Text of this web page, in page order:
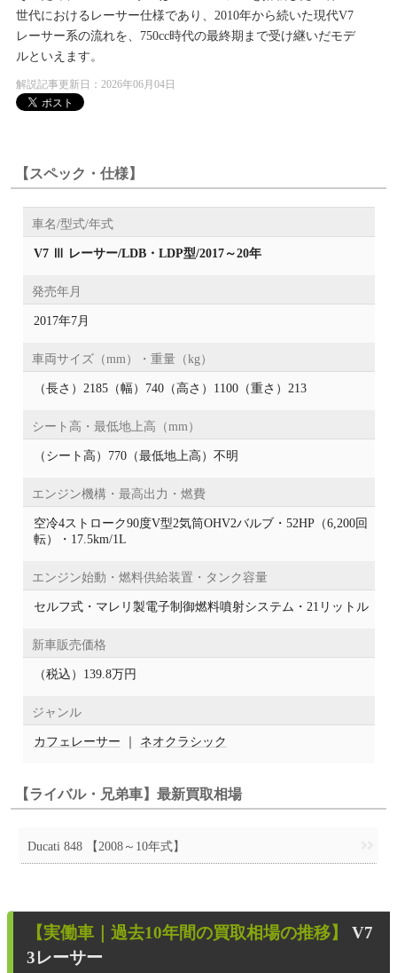
世代におけるレーサー仕様であり、2010年から続いた現代V7
レーサー系の流れを、750cc時代の最終期まで受け継いだモデ
ルといえます。
解説記事更新日：2026年06月04日
【スペック・仕様】
車名/型式/年式
V7 Ⅲ レーサー/LDB・LDP型/2017～20年
発売年月
2017年7月
車両サイズ（mm）・重量（kg）
（長さ）2185（幅）740（高さ）1100（重さ）213
シート高・最低地上高（mm）
（シート高）770（最低地上高）不明
エンジン機構・最高出力・燃費
空冷4ストローク90度V型2気筒OHV2バルブ・52HP（6,200回
転）・17.5km/1L
エンジン始動・燃料供給装置・タンク容量
セルフ式・マレリ製電子制御燃料噴射システム・21リットル
新車販売価格
（税込）139.8万円
ジャンル
カフェレーサー ネオクラシック
【ライバル・兄弟車】最新買取相場
Ducati 848 【2008～10年式】
【実働車 ｜過去10年間の買取相場の推移】 V7
3レーサー